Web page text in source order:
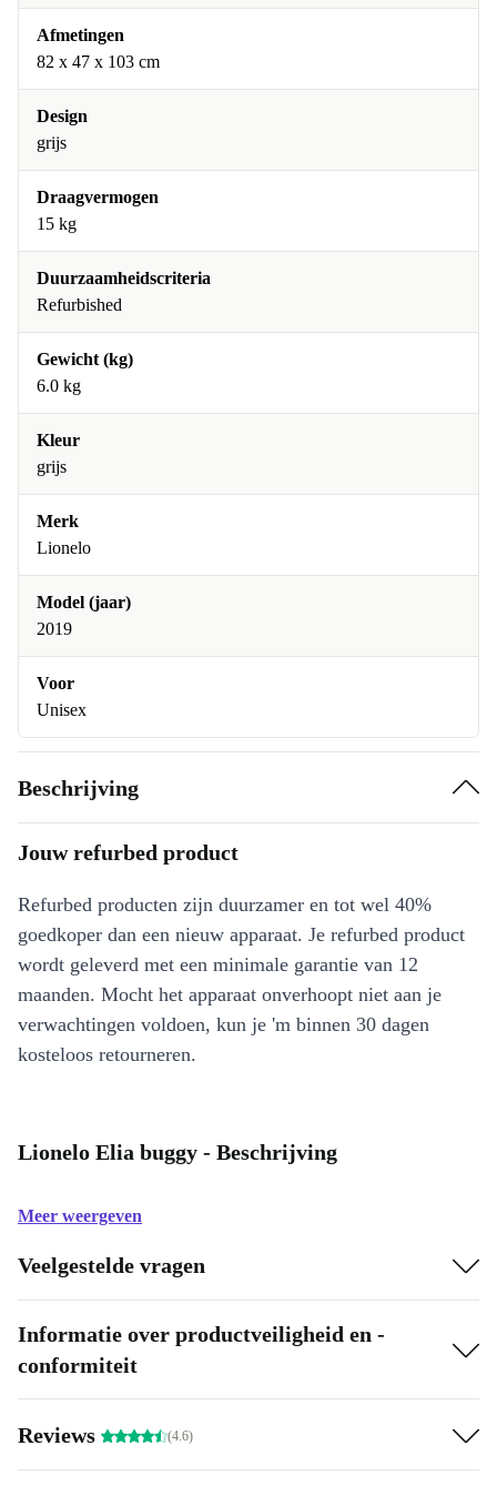
Afmetingen
82 x 47 x 103 cm
Design
grijs
Draagvermogen
15 kg
Duurzaamheidscriteria
Refurbished
Gewicht (kg)
6.0 kg
Kleur
grijs
Merk
Lionelo
Model (jaar)
2019
Voor
Unisex
Beschrijving
Jouw refurbed product
Refurbed producten zijn duurzamer en tot wel 40%
goedkoper dan een nieuw apparaat. Je refurbed product
wordt geleverd met een minimale garantie van 12
maanden. Mocht het apparaat onverhoopt niet aan je
verwachtingen voldoen, kun je 'm binnen 30 dagen
kosteloos retourneren.
Lionelo Elia buggy - Beschrijving
Meer weergeven
Veelgestelde vragen
Informatie over productveiligheid en -
conformiteit
Reviews (4.6)